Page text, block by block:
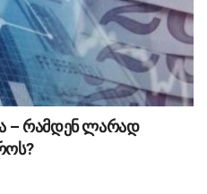
– რამდენ ლარად